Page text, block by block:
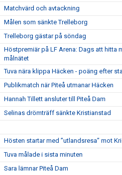
Matchvärd och avtackning
Målen som sänkte Trelleborg
Trelleborg gästar på söndag
Höstpremiär på LF Arena: Dags att hitta
målnätet
Tuva nära klippa Häcken - poäng efter
Publikmatch när Piteå utmanar Häcken
Hannah Tillett ansluter till Piteå Dam
Selinas drömträff sänkte Kristianstad
Hösten startar med ”utlandsresa” mot
Tuva målade i sista minuten
Sara lämnar Piteå Dam